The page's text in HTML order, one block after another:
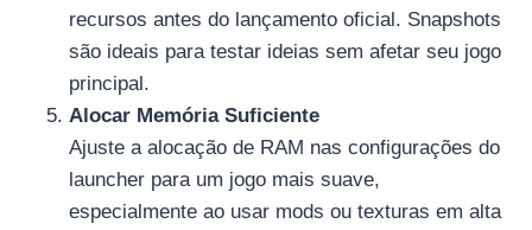
recursos antes do lançamento oficial. Snapshots
são ideais para testar ideias sem afetar seu jogo
principal.
Alocar Memória Suficiente
Ajuste a alocação de RAM nas configurações do
launcher para um jogo mais suave,
especialmente ao usar mods ou texturas em alta